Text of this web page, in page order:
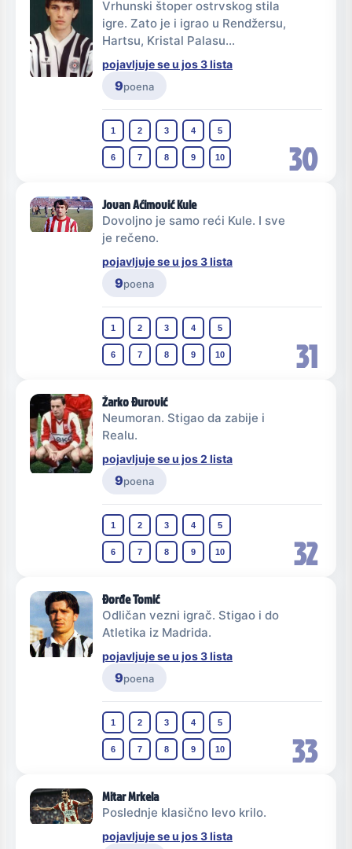
30
Vrhunski štoper ostrvskog stila
igre. Zato je i igrao u Rendžersu,
Hartsu, Kristal Palasu...
pojavljuje se u jos 3 lista
9poena
1 2 3 4 5
6 7 8 9 10
31
Jovan Aćimović Kule
Dovoljno je samo reći Kule. I sve
je rečeno.
pojavljuje se u jos 3 lista
9poena
1 2 3 4 5
6 7 8 9 10
32
Žarko Đurović
Neumoran. Stigao da zabije i
Realu.
pojavljuje se u jos 2 lista
9poena
1 2 3 4 5
6 7 8 9 10
33
Đorđe Tomić
Odličan vezni igrač. Stigao i do
Atletika iz Madrida.
pojavljuje se u jos 3 lista
9poena
1 2 3 4 5
6 7 8 9 10
Mitar Mrkela
Poslednje klasično levo krilo.
pojavljuje se u jos 3 lista